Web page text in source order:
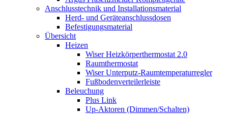
Anschlusstechnik und Installationsmaterial
Herd- und Geräteanschlussdosen
Befestigungsmaterial
Übersicht
Heizen
Wiser Heizkörperthermostat 2.0
Raumthermostat
Wiser Unterputz-Raumtemperaturregler
Fußbodenverteilerleiste
Beleuchung
Plus Link
Up-Aktoren (Dimmen/Schalten)